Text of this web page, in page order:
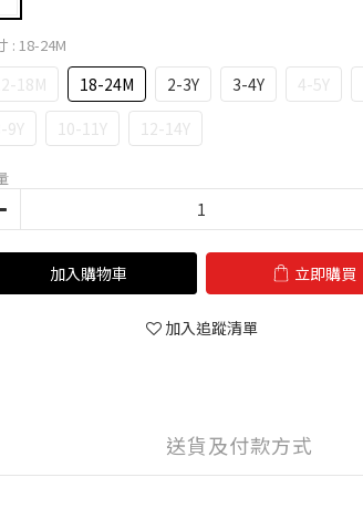
: 18-24M
18M 18-24M 2-3Y 3-4Y 4-5Y
9Y
10-11Y 12-14Y
加入購物車 立即購買
加入追蹤清單
送貨及付款方式